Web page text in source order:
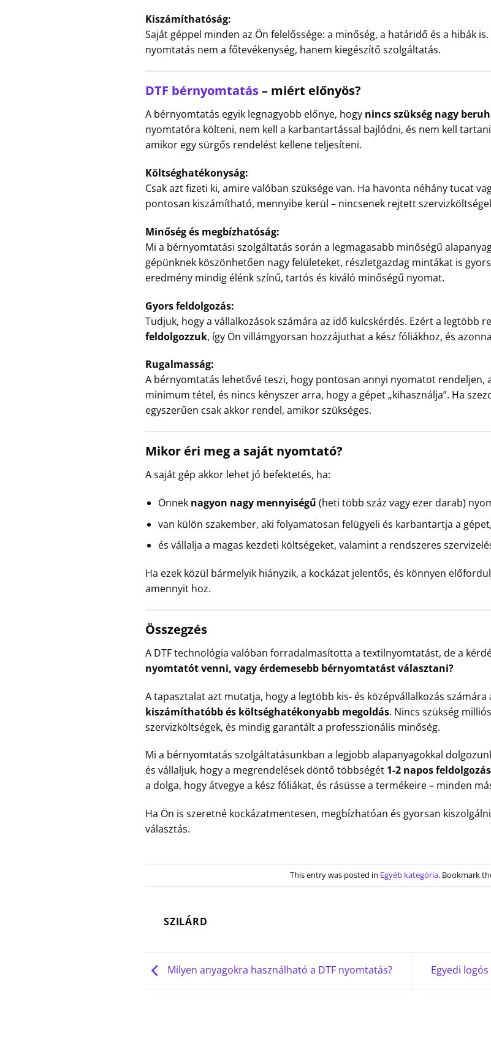
Kiszámíthatóság:
Saját géppel minden az Ön felelőssége: a minőség, a határidő és a hibák
nyomtatás nem a főtevékenység, hanem kiegészítő szolgáltatás.
DTF bérnyomtatás– miért előnyös?
A bérnyomtatás egyik legnagyobb előnye, hogy nincs szükség nagy
nyomtatóra költeni, nem kell a karbantartással bajlódni, és nem kell
amikor egy sürgős rendelést kellene teljesíteni.
Költséghatékonyság:
Csak azt fizeti ki, amire valóban szüksége van. Ha havonta néhány tucat
pontosan kiszámítható, mennyibe kerül – nincsenek rejtett
Minőség és megbízhatóság:
Mi a bérnyomtatási szolgáltatás során a legmagasabb minőségű
gépünknek köszönhetően nagy felületeket, részletgazdag mintákat is
eredmény mindig élénk színű, tartós és kiváló minőségű nyomat.
Gyors feldolgozás:
Tudjuk, hogy a vállalkozások számára az idő kulcskérdés. Ezért a legtöbb
feldolgozzuk, így Ön villámgyorsan hozzájuthat a kész fóliákhoz, és
Rugalmasság:
A bérnyomtatás lehetővé teszi, hogy pontosan annyi nyomatot rendeljen,
minimum tétel, és nincs kényszer arra, hogy a gépet „kihasználja”. Ha
egyszerűen csak akkor rendel, amikor szükséges.
Mikor éri meg a saját nyomtató?
A saját gép akkor lehet jó befektetés, ha:
Önnek nagyon nagy mennyiségű (heti több száz vagy ezer darab)
van külön szakember, aki folyamatosan felügyeli és karbantartja a gépet,
és vállalja a magas kezdeti költségeket, valamint a rendszeres
Ha ezek közül bármelyik hiányzik, a kockázat jelentős, és könnyen
amennyit hoz.
Összegzés
A DTF technológia valóban forradalmasította a textilnyomtatást, de a
nyomtatót venni, vagy érdemesebb bérnyomtatást választani?
A tapasztalat azt mutatja, hogy a legtöbb kis- és középvállalkozás számára
kiszámíthatóbb és költséghatékonyabb megoldás. Nincs szükség
szervizköltségek, és mindig garantált a professzionális minőség.
Mi a bérnyomtatás szolgáltatásunkban a legjobb alapanyagokkal
és vállaljuk, hogy a megrendelések döntő többségét 1-2 napos
a dolga, hogy átvegye a kész fóliákat, és rásüsse a termékeire – minden
Ha Ön is szeretné kockázatmentesen, megbízhatóan és gyorsan
választás.
This entry was posted in Egyéb kategória. Bookmark
SZILÁRD
Milyen anyagokra használható a DTF nyomtatás? Egyedi